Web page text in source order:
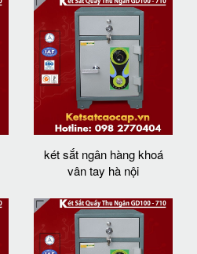
két sắt ngân hàng khoá
vân tay hà nội